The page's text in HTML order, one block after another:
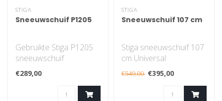
STIGA
Sneeuwschuif P1205
Gebruikte Stiga P1205
sneeuwschuif
- Weinig gebruikt
- 120 cm werkbreedte
€289,00
STIGA
Sneeuwschuif 107 cm
Stiga sneeuwschuif 107
cm Universal
- Weinig gebruikt
- 107 cm werkbreedte
€549,00 €395,00